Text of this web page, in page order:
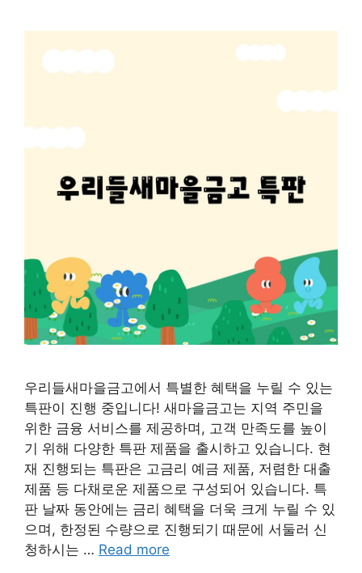
우리들새마을금고에서 특별한 혜택을 누릴 수 있는
특판이 진행 중입니다! 새마을금고는 지역 주민을
위한 금융 서비스를 제공하며, 고객 만족도를 높이
기 위해 다양한 특판 제품을 출시하고 있습니다. 현
재 진행되는 특판은 고금리 예금 제품, 저렴한 대출
제품 등 다채로운 제품으로 구성되어 있습니다. 특
판 날짜 동안에는 금리 혜택을 더욱 크게 누릴 수 있
으며, 한정된 수량으로 진행되기 때문에 서둘러 신
청하시는 … Read more